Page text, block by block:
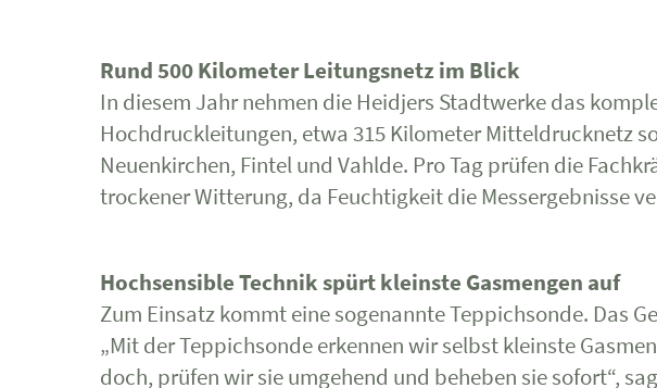
Rund 500 Kilometer Leitungsnetz im Blick
In diesem Jahr nehmen die Heidjers Stadtwerke das
Hochdruckleitungen, etwa 315 Kilometer Mitteldrucknetz
Neuenkirchen, Fintel und Vahlde. Pro Tag prüfen die
trockener Witterung, da Feuchtigkeit die Messergebnisse
Hochsensible Technik spürt kleinste Gasmengen auf
Zum Einsatz kommt eine sogenannte Teppichsonde. Das
„Mit der Teppichsonde erkennen wir selbst kleinste
doch, prüfen wir sie umgehend und beheben sie sofort“,